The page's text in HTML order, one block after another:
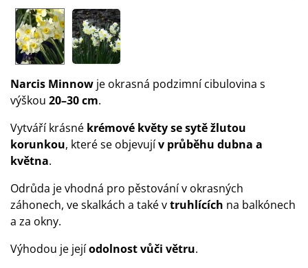
Narcis Minnow je okrasná podzimní cibulovina s
výškou 20–30 cm.
Vytváří krásné krémové květy se sytě žlutou
korunkou, které se objevujív průběhu dubna a
května.
Odrůda je vhodná pro pěstování v okrasných
záhonech, ve skalkách a také vtruhlících na balkónech
a za okny.
Výhodou je jejíodolnost vůči větru.